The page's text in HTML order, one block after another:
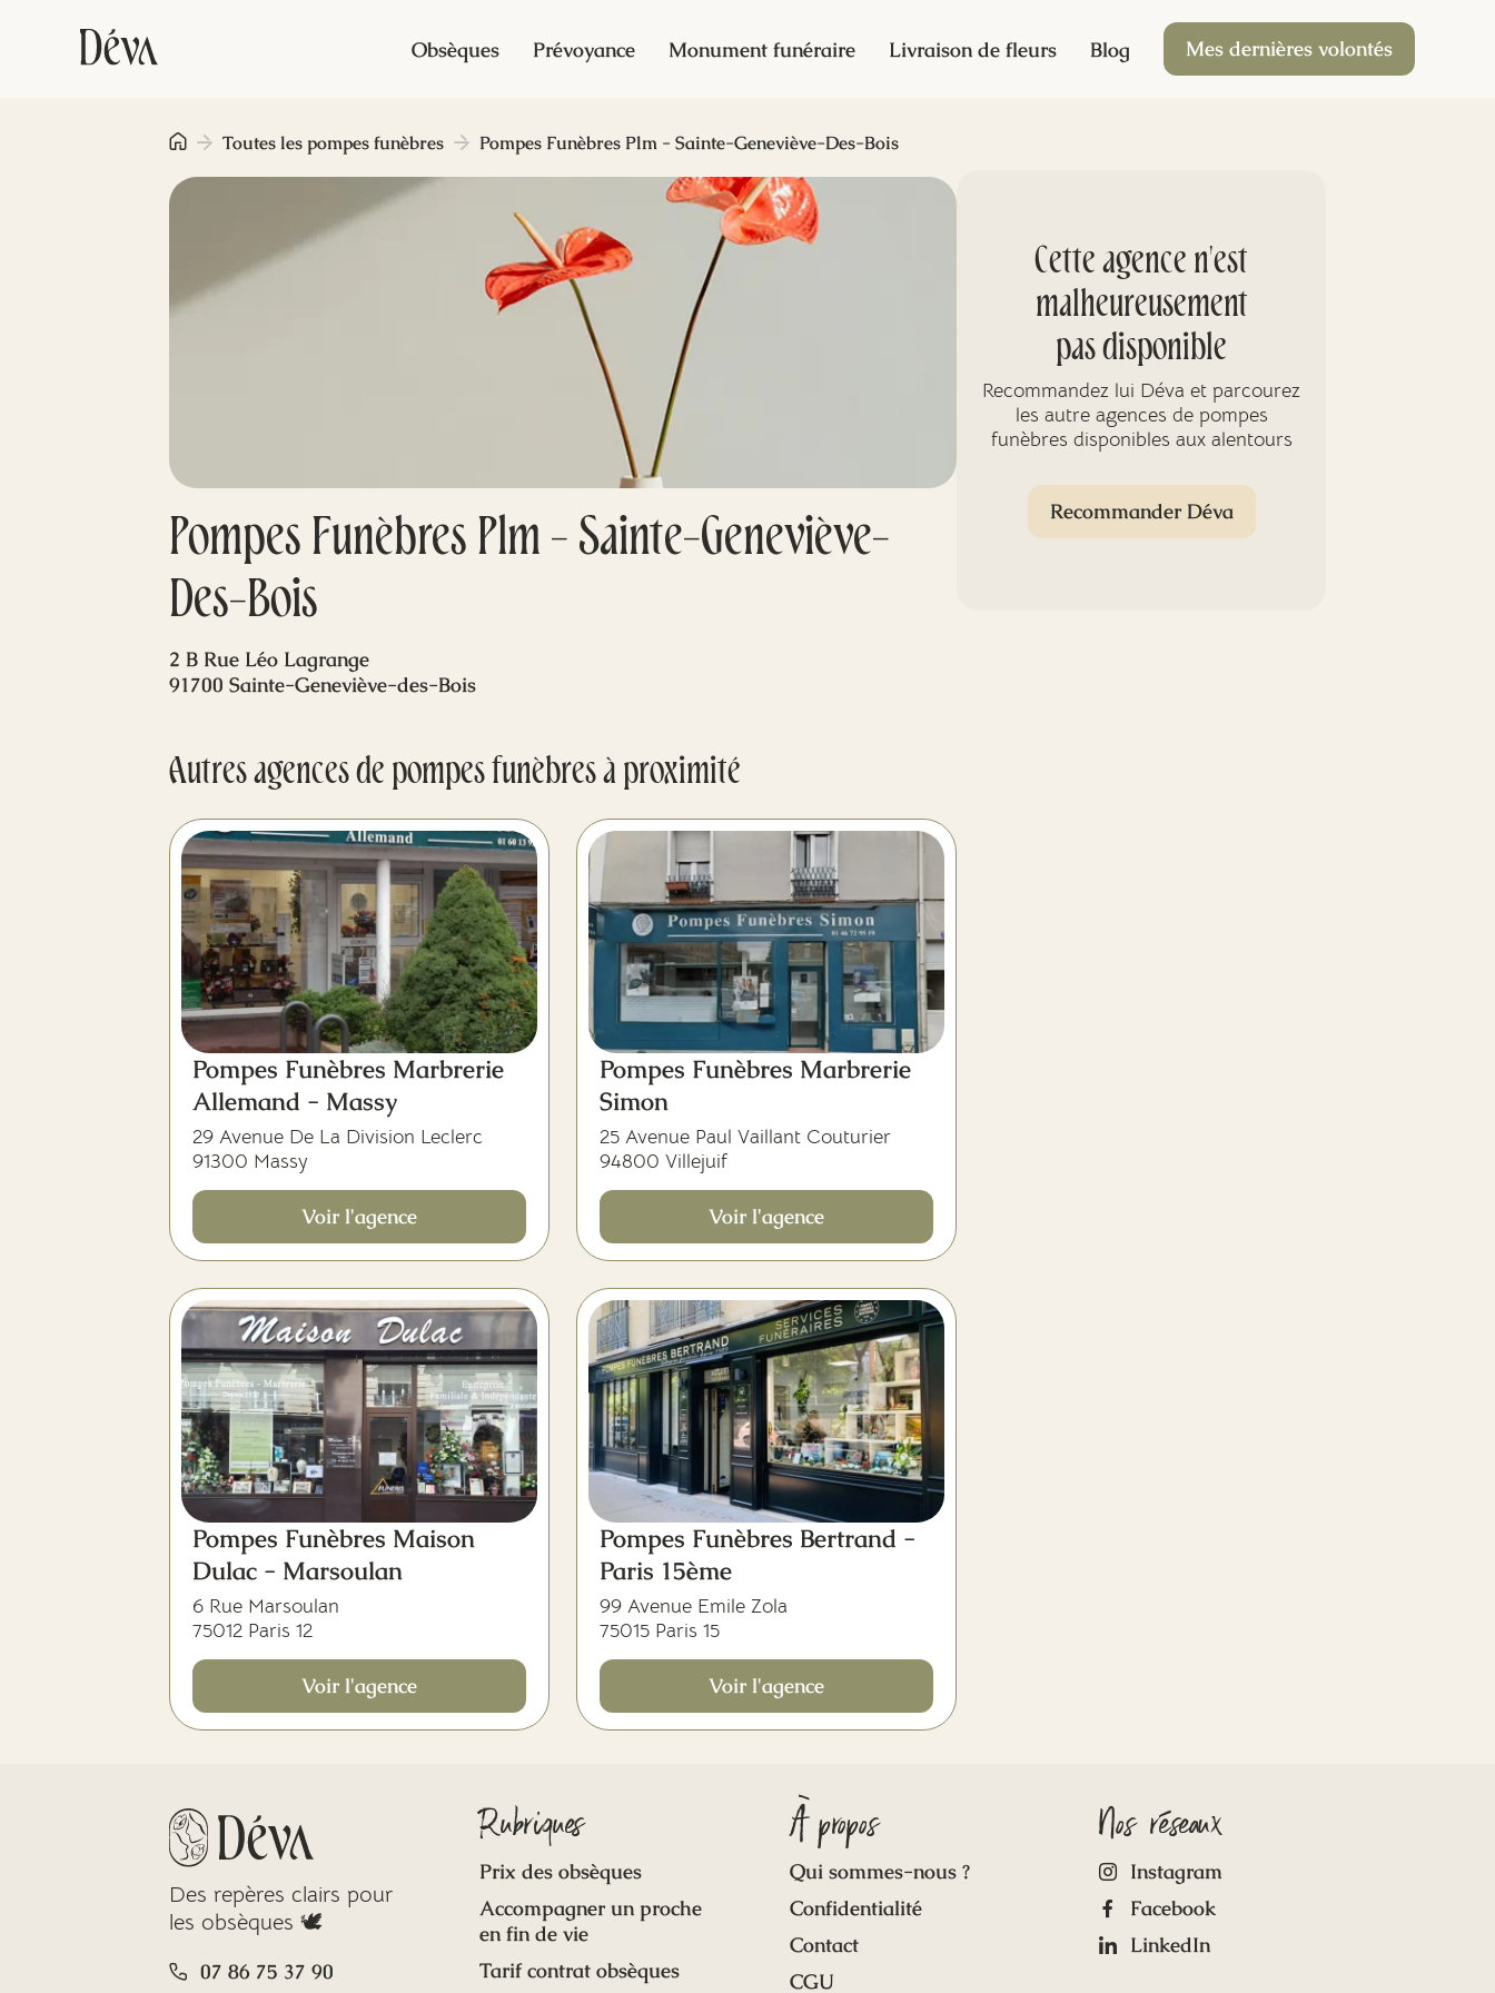
Obsèques Prévoyance Monument funéraire Livraison de fleurs Blog Mes dernières volontés
Pompes Funèbres Plm - Sainte-Geneviève-
Des-Bois
Toutes les pompes funèbres Pompes Funèbres Plm - Sainte-Geneviève-Des-Bois
2 B Rue Léo Lagrange
91700 Sainte-Geneviève-des-Bois
Autres agences de pompes funèbres à proximité
Pompes Funèbres Marbrerie
Allemand - Massy
29 Avenue De La Division Leclerc
91300 Massy
Voir l'agence
Pompes Funèbres Marbrerie
Simon
25 Avenue Paul Vaillant Couturier
94800 Villejuif
Voir l'agence
Pompes Funèbres Maison
Dulac - Marsoulan
6 Rue Marsoulan
75012 Paris 12
Voir l'agence
Pompes Funèbres Bertrand -
Paris 15ème
99 Avenue Emile Zola
75015 Paris 15
Voir l'agence
Cette agence n'est
malheureusement
pas disponible
Recommandez lui Déva et parcourez
les autre agences de pompes
funèbres disponibles aux alentours
Recommander Déva
Des repères clairs pour
les obsèques 🕊️
07 86 75 37 90
Rubriques
Prix des obsèques
Accompagner un proche
en fin de vie
Tarif contrat obsèques
À propos
Qui sommes-nous ?
Confidentialité
Contact
CGU
Nos réseaux
Instagram
Facebook
LinkedIn